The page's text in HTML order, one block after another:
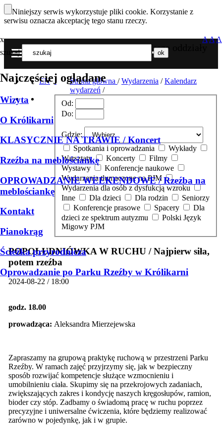
Niniejszy serwis wykorzystuje pliki cookie. Korzystanie z
serwisu oznacza akceptację tego stanu rzeczy.
Nasze oddziały
MENU
x
szukaj
Najczęściej oglądane
Wizyta
O Królikarni
KLASYCZNIE NA TRAWIE / Koncert
Rzeźba na meblościankę
OPROWADZANIE WEEKENDOWE / Rzeźba na
meblościankę
Kontakt
Pianokrąg
Ścieżka przyrodnicza
Oprowadzanie po Parku Rzeźby w Królikarni
AAA
EN Strona główna / Wydarzenia /Kalendarz
wydarzeń /
Od:
Do:
Gdzie:
Spotkania i oprowadzania
Wykłady
Warsztaty
Koncerty
Filmy
Wystawy
Konferencje naukowe
Wydarzenia tłumaczone na PJM
Wydarzenia dla osób z dysfukcją wzroku
Inne
Dla dzieci Dla rodzin
Seniorzy
Konferencje prasowe
Spacery
dzieci ze spektrum autyzmu
Migowy PJM
POPOŁUDNIÓWKA W RUCHU / Najpierw siła,
potem rzeźba
2024-08-22 / 18:00
godz. 18.00
prowadząca: Aleksandra Mierzejewska
Zapraszamy na grupową praktykę ruchową w przestrzeni Parku
Rzeźby. W ramach zajęć przyjrzymy się, jak w bezpieczny
sposób rozwijać kompetencje służące wzmocnieniu i
umobilnieniu ciała. Skupimy się na przekrojowych zadaniach,
zwiększających zakres i kondycję naszych kręgosłupów, ramion,
bioder czy stóp. Zadbamy o świadomą pracę w ruchu poprzez
precyzyjne i uniwersalne ćwiczenia, które będziemy realizować
zarówno w pojedynkę, jak i w grupie.